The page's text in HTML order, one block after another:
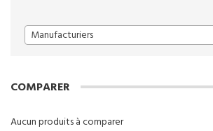
Manufacturiers
COMPARER
Aucun produits à comparer